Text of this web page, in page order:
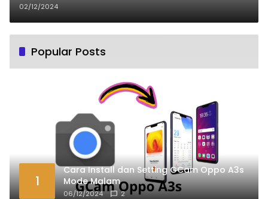
02/12/2024
Popular Posts
1
Cara Install dan Setting GCam Oppo A3s
Mode Malam
06/12/2024 2